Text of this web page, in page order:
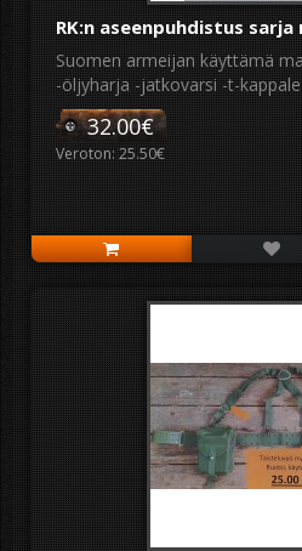
RK:n aseenpuhdistus sarja
Suomen armeijan käyttämä
-öljyharja -jatkovarsi -t-
32.00€
Veroton: 25.50€